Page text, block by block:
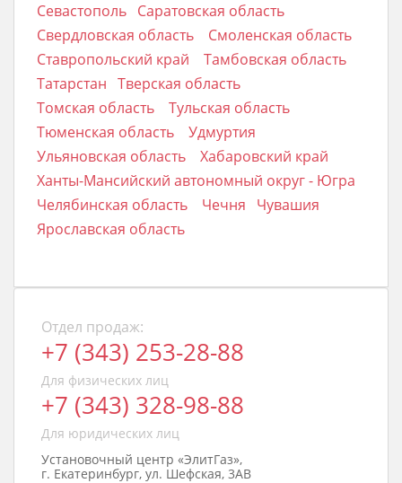
Севастополь Саратовская область
Свердловская область
Смоленская область
Ставропольский край
Тамбовская область
Татарстан Тверская область
Томская область
Тульская область
Тюменская область
Удмуртия
Ульяновская область
Хабаровский край
Ханты-Мансийский автономный округ - Югра
Челябинская область
Чечня
Чувашия
Ярославская область
Отдел продаж:
+7 (343) 253-28-88
Для физических лиц
+7 (343) 328-98-88
Для юридических лиц
Установочный центр «ЭлитГаз»,
г. Екатеринбург, ул. Шефская, 3АВ